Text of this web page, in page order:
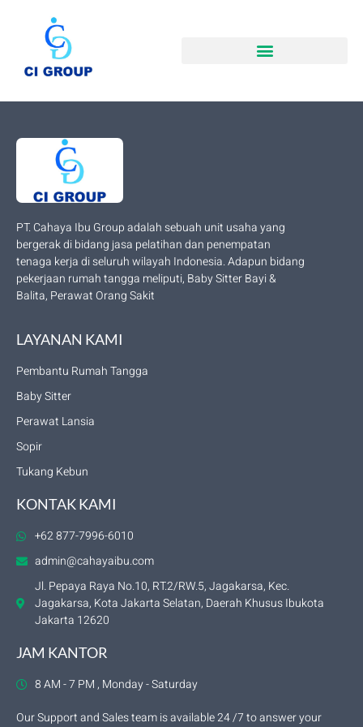
PT. Cahaya Ibu Group adalah sebuah unit usaha yang
bergerak di bidang jasa pelatihan dan penempatan
tenaga kerja di seluruh wilayah Indonesia. Adapun bidang
pekerjaan rumah tangga meliputi, Baby Sitter Bayi &
Balita, Perawat Orang Sakit
LAYANAN KAMI
Pembantu Rumah Tangga
Baby Sitter
Perawat Lansia
Sopir
Tukang Kebun
KONTAK KAMI
+62 877-7996-6010
admin@cahayaibu.com
Jl. Pepaya Raya No.10, RT.2/RW.5, Jagakarsa, Kec.
Jagakarsa, Kota Jakarta Selatan, Daerah Khusus Ibukota
Jakarta 12620
JAM KANTOR
8 AM - 7 PM , Monday - Saturday
Our Support and Sales team is available 24 /7 to answer your